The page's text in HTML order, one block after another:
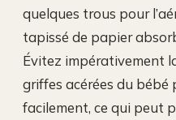
quelques trous pour
tapissé de papier
Évitez impérativement
griffes acérées du bébé
facilement, ce qui peut